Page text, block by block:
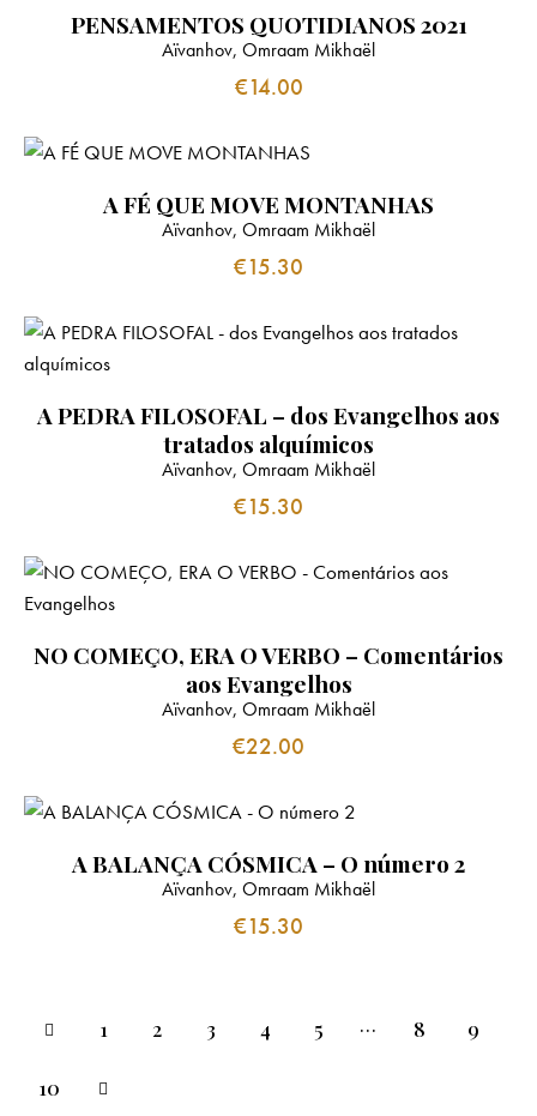
PENSAMENTOS QUOTIDIANOS 2021
Aïvanhov, Omraam Mikhaël
€14.00
A FÉ QUE MOVE MONTANHAS
Aïvanhov, Omraam Mikhaël
€15.30
A PEDRA FILOSOFAL – dos Evangelhos aos
tratados alquímicos
Aïvanhov, Omraam Mikhaël
€15.30
NO COMEÇO, ERA O VERBO – Comentários
aos Evangelhos
Aïvanhov, Omraam Mikhaël
€22.00
A BALANÇA CÓSMICA – O número 2
Aïvanhov, Omraam Mikhaël
€15.30
1 2 3 4 5 … 8 9
10